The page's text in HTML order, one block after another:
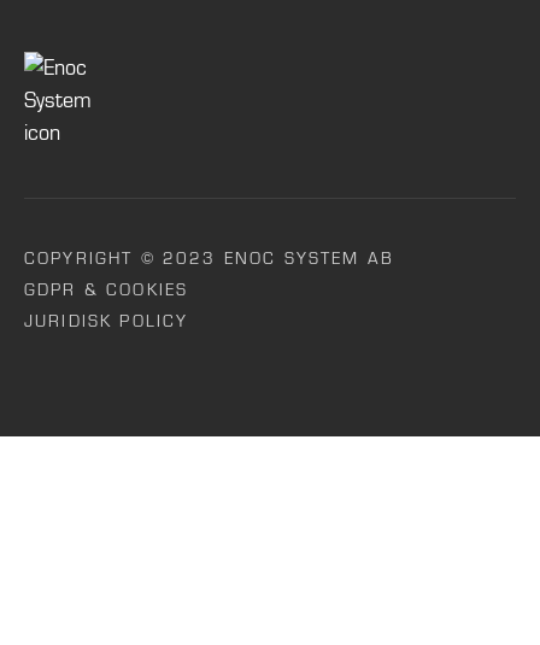
COPYRIGHT © 2023 ENOC SYSTEM AB
GDPR & COOKIES
JURIDISK POLICY